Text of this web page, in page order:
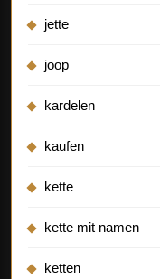
jette
joop
kardelen
kaufen
kette
kette mit namen
ketten